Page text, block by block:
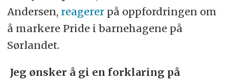
Andersen, reagererpå oppfordringen om
å markere Pride i barnehagene på
Sørlandet.
Jeg ønsker å gi en forklaring på